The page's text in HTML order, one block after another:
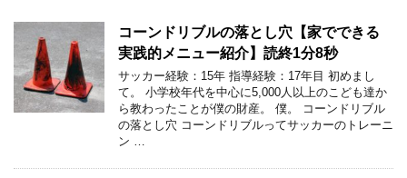
コーンドリブルの落とし穴【家でできる
実践的メニュー紹介】読終1分8秒
サッカー経験：15年 指導経験：17年目 初めまし
て。 小学校年代を中心に5,000人以上のこども達か
ら教わったことが僕の財産。 僕。 コーンドリブル
の落とし穴 コーンドリブルってサッカーのトレーニ
ン …